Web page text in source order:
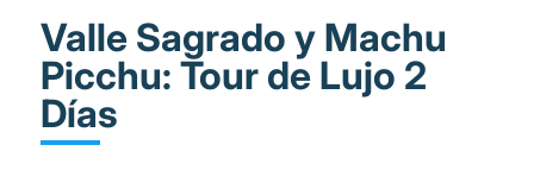
Valle Sagrado y Machu
Picchu: Tour de Lujo 2
Días